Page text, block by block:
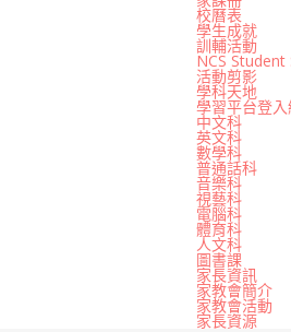
校曆表
學生成就
訓輔活動
NCS
活動剪影
學科天地
學習平台登入
中文科
英文科
數學科
普通話科
音樂科
視藝科
電腦科
體育科
人文科
圖書課
家長資訊
家教會簡介
家教會活動
家長資源